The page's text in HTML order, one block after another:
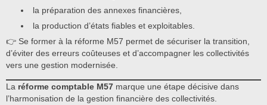
la préparation des annexes financières,
la production d’états fiables et exploitables.
👉 Se former à la réforme M57 permet de sécuriser la transition,
d’éviter des erreurs coûteuses et d’accompagner les collectivités
vers une gestion modernisée.
La réforme comptable M57 marque une étape décisive dans
l’harmonisation de la gestion financière des collectivités.